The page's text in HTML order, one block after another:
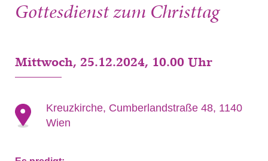
Gottesdienst zum Christtag
Mittwoch, 25.12.2024, 10.00 Uhr
Kreuzkirche, Cumberlandstraße 48, 1140
Wien